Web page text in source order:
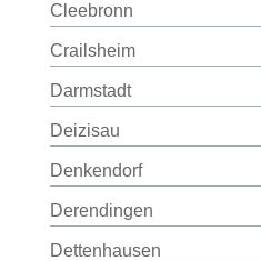
Cleebronn
Crailsheim
Darmstadt
Deizisau
Denkendorf
Derendingen
Dettenhausen